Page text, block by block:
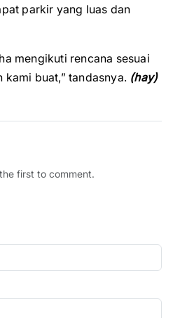
parkir yang luas dan
mengikuti rencana sesuai
kami buat,” tandasnya. (hay)
first to comment.